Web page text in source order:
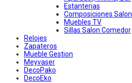
Estanterias
Composiciones Salon
Muebles TV
Sillas Salon Comedor
Relojes
Zapateros
Mueble Gestion
Meyvaser
DecoPako
DecoEko